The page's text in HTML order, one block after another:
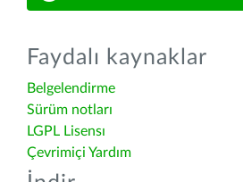
Faydalı kaynaklar
Belgelendirme
Sürüm notları
LGPL Lisensı
Çevrimiçi Yardım